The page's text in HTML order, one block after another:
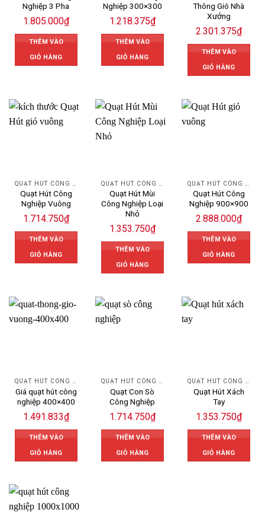
Nghiệp 3 Pha
1.805.000₫
THÊM VÀO
GIỎ HÀNG
Nghiệp 300×300
1.218.375₫
THÊM VÀO
GIỎ HÀNG
Thông Gió Nhà
Xưởng
2.301.375₫
THÊM VÀO
GIỎ HÀNG
Quạt Hút Công
Nghiệp Vuông
1.714.750₫
THÊM VÀO
GIỎ HÀNG
Quạt Hút Mùi
Công Nghiệp Loại
Nhỏ
1.353.750₫
THÊM VÀO
GIỎ HÀNG
Quạt Hút Công
Nghiệp 900×900
2.888.000₫
THÊM VÀO
GIỎ HÀNG
Giá quạt hút công
nghiệp 400×400
1.491.833₫
THÊM VÀO
GIỎ HÀNG
Quạt Con Sò
Công Nghiệp
1.714.750₫
THÊM VÀO
GIỎ HÀNG
Quạt Hút Xách
Tay
1.353.750₫
THÊM VÀO
GIỎ HÀNG